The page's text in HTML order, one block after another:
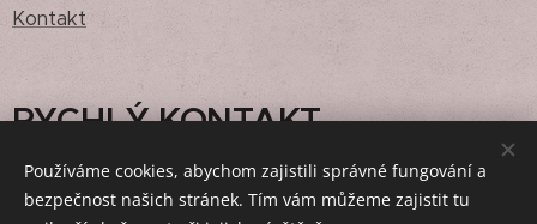
Kontakt
RYCHLÝ KONTAKT
zrnkazhrnka@gmail.com
608312018
Používáme cookies, abychom zajistili správné fungování a
bezpečnost našich stránek. Tím vám můžeme zajistit tu